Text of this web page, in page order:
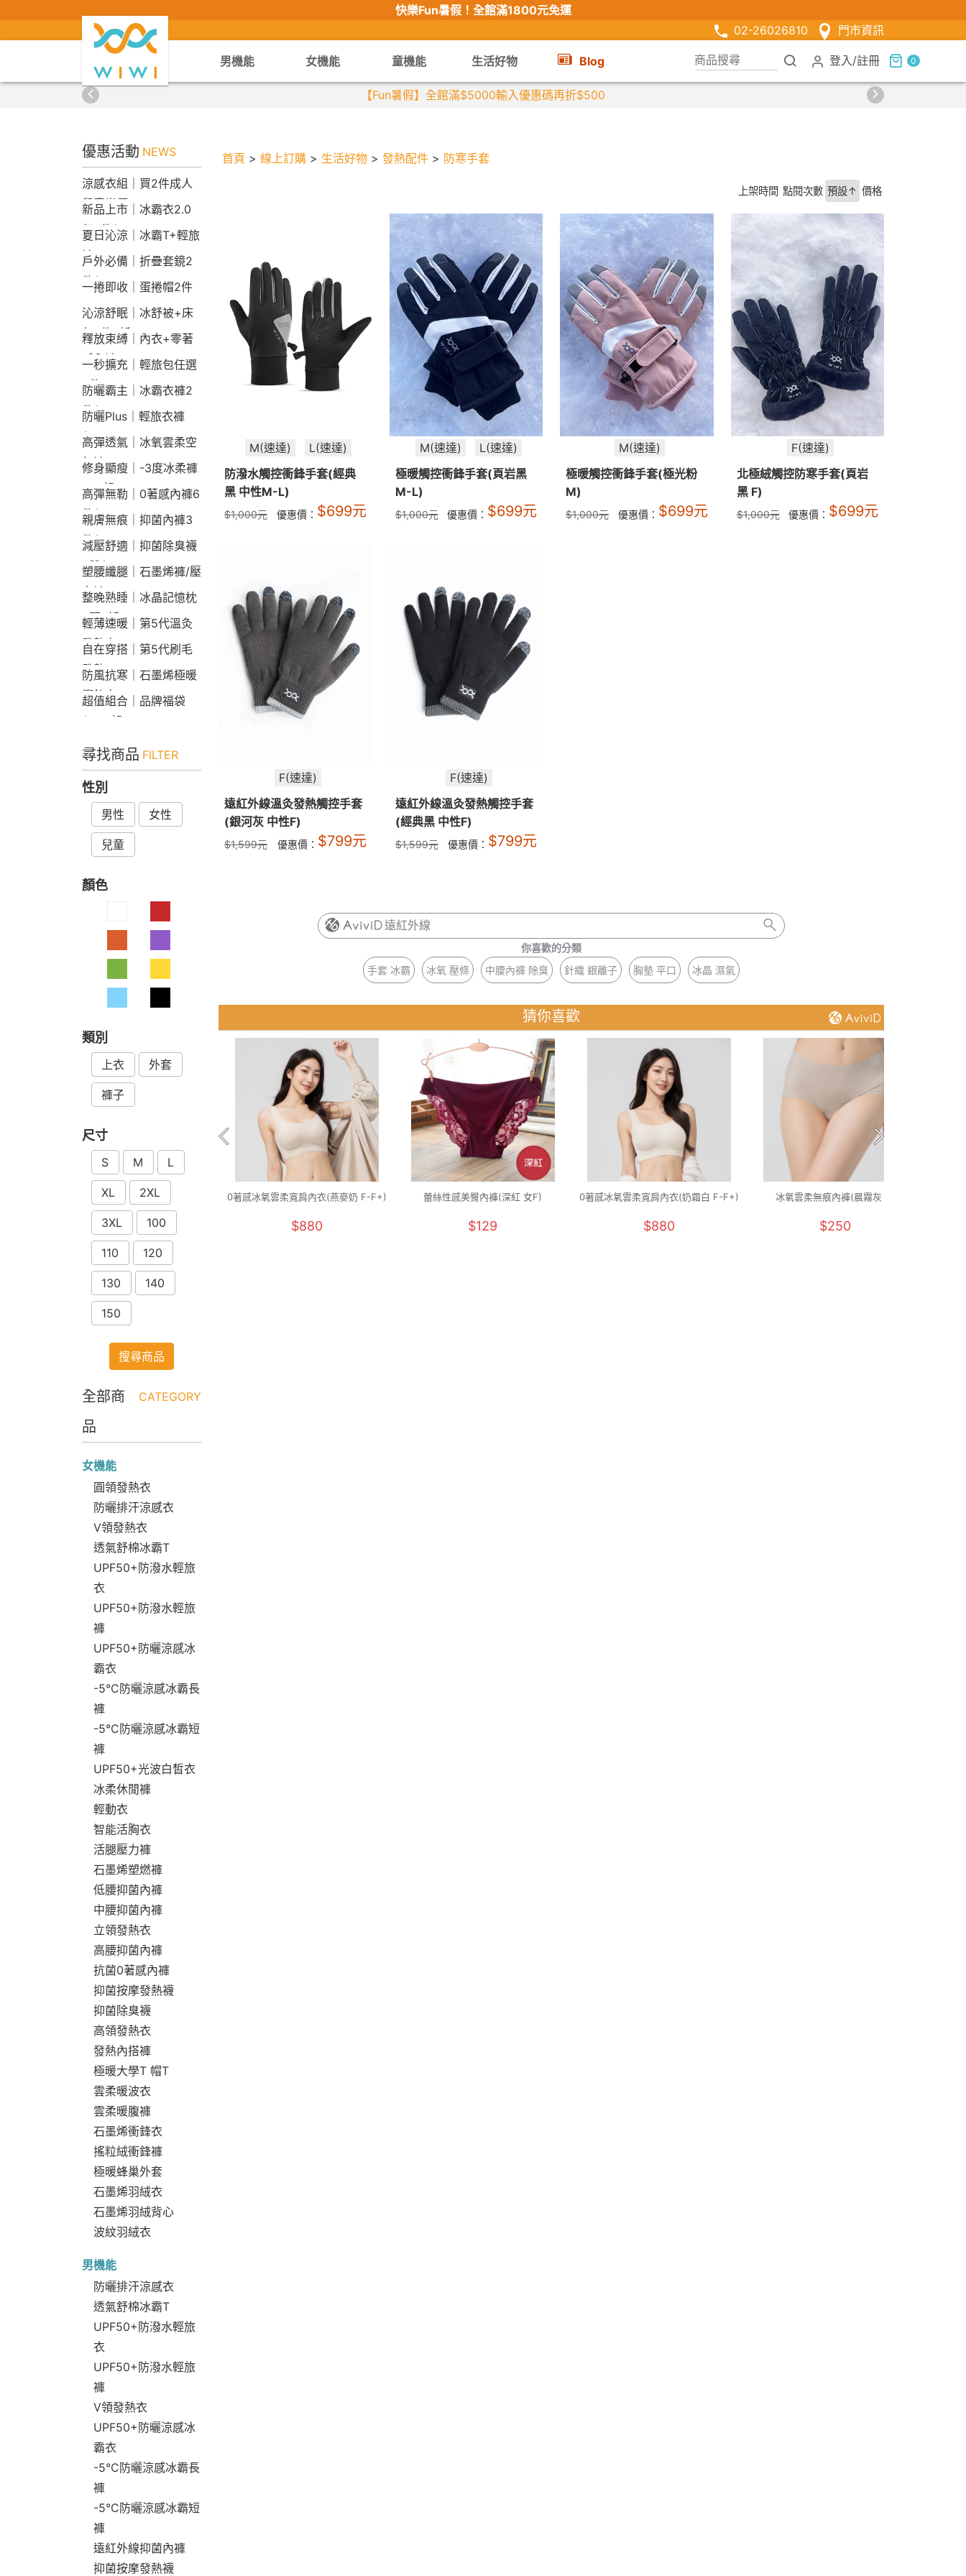
快樂Fun暑假！ 全館滿1800元免運
02-26026810
門市資訊
男機能 女機能 童機能 生活好物 Blog 登入 /註冊 0
【Fun暑假】全館滿$5000輸入優惠碼再折$500
優惠活動 NEWS
涼感衣組｜買2件成人
兒童半價
新品上市｜冰霸衣2.0
任2件$2290
夏日沁涼｜冰霸T+輕旅
褲
戶外必備｜折疊套鏡2
件$1790
一捲即收｜蛋捲帽2件
1790
沁涼舒眠｜冰舒被+床
包2件9折
釋放束縛｜內衣+零著
感內褲
一秒擴充｜輕旅包任選
2件2190
防曬霸主｜冰霸衣褲2
件$1790
防曬Plus｜輕旅衣褲
$2190
高彈透氣｜冰氧雲柔空
氣褲
修身顯瘦｜-3度冰柔褲
790起
高彈無勒｜0著感內褲6
件$1290
親膚無痕｜抑菌內褲3
件$790
減壓舒適｜抑菌除臭襪
3雙$660
塑腰纖腿｜石墨烯褲/壓
力褲
整晚熟睡｜冰晶記憶枕
2顆9折
輕薄速暖｜第5代溫灸
發熱衣
自在穿搭｜第5代刷毛
發熱Bra T
防風抗寒｜石墨烯極暖
衝鋒衣
超值組合｜品牌福袋
$599起
尋找商品 FILTER
性別
男性 女性
兒童
顏色
類別
上衣 外套
褲子
尺寸
S M L
XL 2XL
3XL 100
110 120
130 140
150
搜尋商品
全部商
品
CATEGORY
女機能
圓領發熱衣
防曬排汗涼感衣
V領發熱衣
透氣舒棉冰霸T
UPF50+防潑水輕旅
衣
UPF50+防潑水輕旅
褲
UPF50+防曬涼感冰
霸衣
-5°C防曬涼感冰霸長
褲
-5°C防曬涼感冰霸短
褲
UPF50+光波白皙衣
冰柔休閒褲
輕動衣
智能活胸衣
活腿壓力褲
石墨烯塑燃褲
低腰抑菌內褲
中腰抑菌內褲
立領發熱衣
高腰抑菌內褲
抗菌0著感內褲
抑菌按摩發熱襪
抑菌除臭襪
高領發熱衣
發熱內搭褲
極暖大學T 帽T
雲柔暖波衣
雲柔暖腹褲
石墨烯衝鋒衣
搖粒絨衝鋒褲
極暖蜂巢外套
石墨烯羽絨衣
石墨烯羽絨背心
波紋羽絨衣
男機能
防曬排汗涼感衣
透氣舒棉冰霸T
UPF50+防潑水輕旅
衣
UPF50+防潑水輕旅
褲
V領發熱衣
UPF50+防曬涼感冰
霸衣
-5°C防曬涼感冰霸長
褲
-5°C防曬涼感冰霸短
褲
遠紅外線抑菌內褲
抑菌按摩發熱襪
首頁 > 線上訂購 > 生活好物 > 發熱配件 > 防寒手套
上架時間 點閱次數 預設↑ 價格
M(速達)
L(速達)
防潑水觸控衝鋒手套(經典
黑 中性M-L)
$1,000元 優惠價： $699元
M(速達)
L(速達)
極暖觸控衝鋒手套(頁岩黑
M-L)
$1,000元 優惠價： $699元
M(速達)
極暖觸控衝鋒手套(極光粉
M)
$1,000元 優惠價： $699元
F(速達)
北極絨觸控防寒手套(頁岩
黑 F)
$1,000元 優惠價： $699元
F(速達)
遠紅外線溫灸發熱觸控手套
(銀河灰 中性F)
$1,599元 優惠價： $799元
F(速達)
遠紅外線溫灸發熱觸控手套
(經典黑 中性F)
$1,599元 優惠價： $799元
遠紅外線
你喜歡的分類
手套 冰霸
冰氧 壓條 中腰內褲 除臭 針織 銀離子 胸墊 平口 冰晶 濕氣
猜你喜歡
0著感冰氧雲柔寬肩內衣(燕麥奶 F-F+)
$880
蕾絲性感美臀內褲(深紅 女F)
$129
0著感冰氧雲柔寬肩內衣(奶霜白 F-F+)
$880
冰氧雲柔無痕內褲(晨霧灰 F)
$250